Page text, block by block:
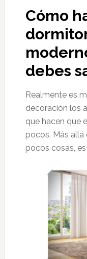
Cómo
debes
Realmente es
decoración los
que hacen que
pocos. Más allá
pocos cosas,